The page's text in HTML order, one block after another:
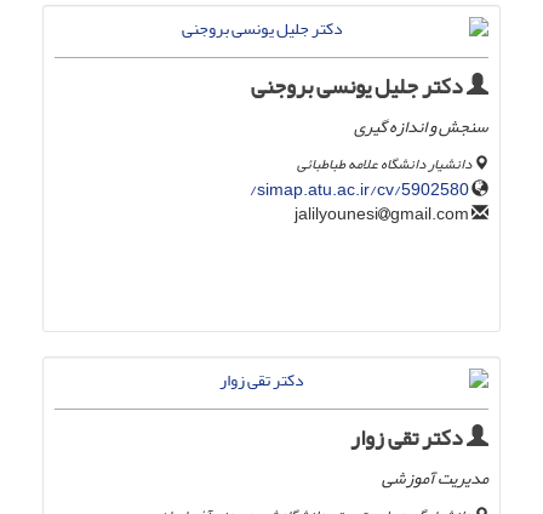
دکتر جلیل یونسی بروجنی
سنجش و اندازه گیری
دانشیار دانشگاه علامه طباطبائی
simap.atu.ac.ir/cv/5902580/
gmail.com
دکتر تقی زوار
مدیریت آموزشی